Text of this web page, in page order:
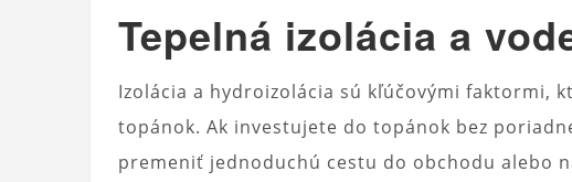
Tepelná izolácia a
Izolácia a hydroizolácia sú kľúčovými faktormi,
topánok. Ak investujete do topánok bez
premeniť jednoduchú cestu do obchodu alebo